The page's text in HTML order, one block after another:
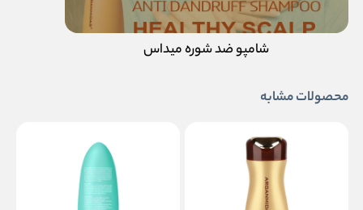
شامپو ضد شوره میداس
محصولات مشابه